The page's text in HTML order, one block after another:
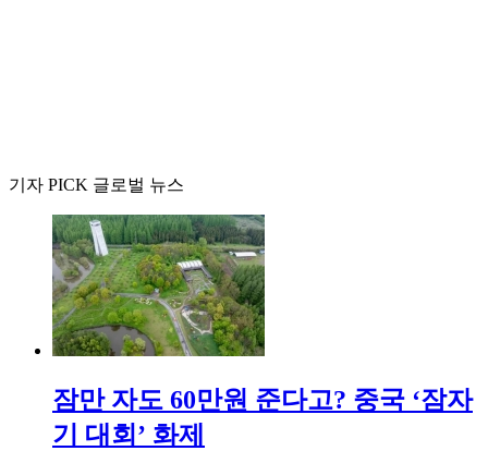
기자 PICK 글로벌 뉴스
잠만 자도 60만원 준다고? 중국 ‘잠자
기 대회’ 화제